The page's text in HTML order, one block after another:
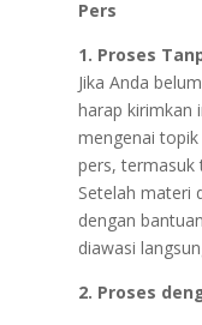
Pers
1. Proses
Jika Anda
harap kirimkan
mengenai
pers, termasuk
Setelah materi
dengan
diawasi
2. Proses